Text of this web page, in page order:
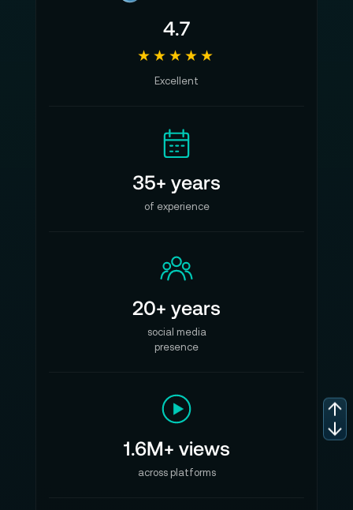
4.7
★★★★★
Excellent
35+ years
of experience
20+ years
social media
presence
1.6M+ views
across platforms